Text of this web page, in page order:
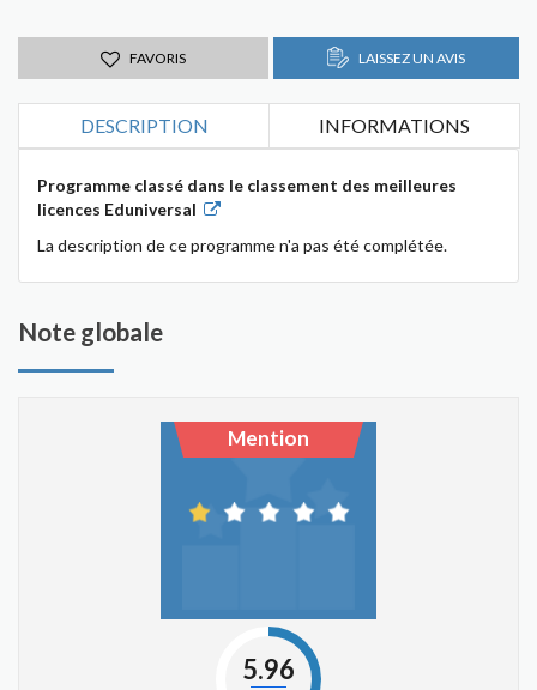
FAVORIS LAISSEZ UN AVIS
DESCRIPTION INFORMATIONS
Programme classé dans le classement des meilleures
licences Eduniversal
La description de ce programme n'a pas été complétée.
Note globale
Mention
5.96